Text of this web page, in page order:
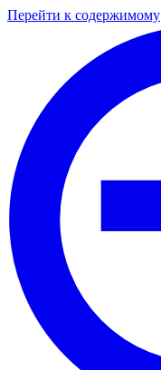
Перейти к содержимому